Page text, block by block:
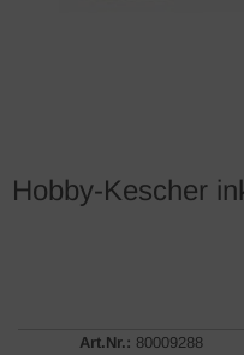
Hobby-Kescher
Art.Nr.: 80009288